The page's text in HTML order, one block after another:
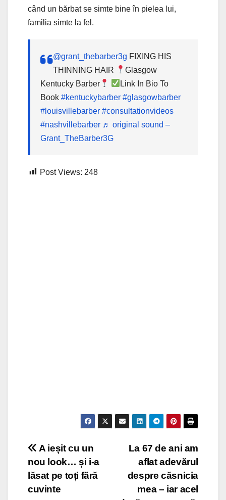
când un bărbat se simte bine în pielea lui,
familia simte la fel.
@grant_thebarber3g FIXING HIS
THINNING HAIR
Glasgow
Kentucky Barber
Link In Bio To
Book #kentuckybarber #glasgowbarber
#louisvillebarber #consultationvideos
#nashvillebarber ♬ original sound –
Grant_TheBarber3G
Post Views: 248
Post
navigation
La 67 de ani am
aflat adevărul
despre căsnicia
mea – iar acel
A ieșit cu un
nou look… și i-a
lăsat pe toți fără
cuvinte